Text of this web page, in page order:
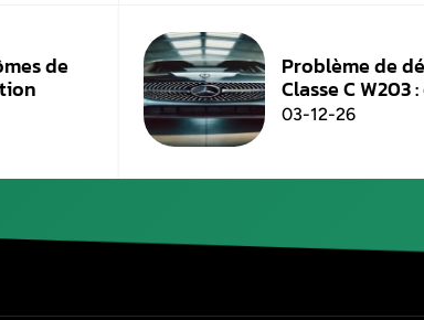
Puis-je réparer l’ELV moi-
Il est déconseillé de réparer l’ELV soi-même, car
est préférable de faire appel à un professionnel
Existe-t-il un moyen de
Que se passe-t-il si je ne